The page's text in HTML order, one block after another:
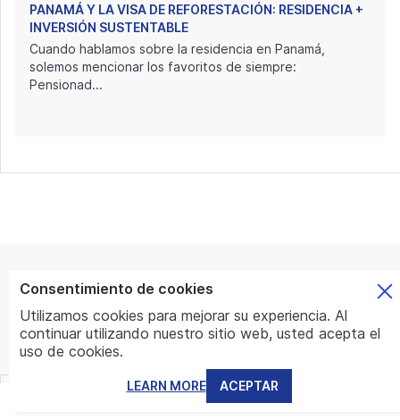
PANAMÁ Y LA VISA DE REFORESTACIÓN: RESIDENCIA +
INVERSIÓN SUSTENTABLE
Cuando hablamos sobre la residencia en Panamá,
solemos mencionar los favoritos de siempre:
Pensionad...
CONTACTO
Consentimiento de cookies
Utilizamos cookies para mejorar su experiencia. Al
continuar utilizando nuestro sitio web, usted acepta el
uso de cookies.
LEARN MORE ACEPTAR